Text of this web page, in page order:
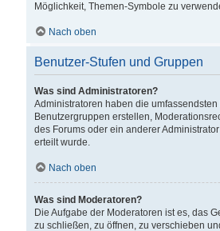
Möglichkeit, Themen-Symbole zu
Nach oben
Benutzer-Stufen und Gruppen
Was sind Administratoren?
Administratoren haben die
Benutzergruppen erstellen,
des Forums oder ein anderer
erteilt wurde.
Nach oben
Was sind Moderatoren?
Die Aufgabe der Moderatoren ist es, das
zu schließen, zu öffnen, zu verschieben